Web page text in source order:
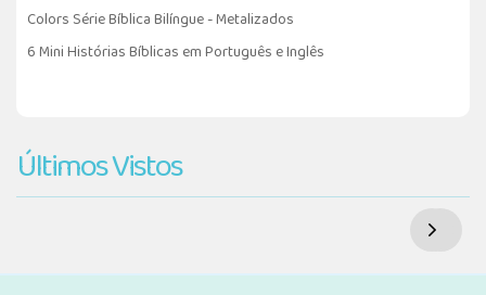
Colors Série Bíblica Bilíngue - Metalizados
6 Mini Histórias Bíblicas em Português e Inglês
Últimos Vistos